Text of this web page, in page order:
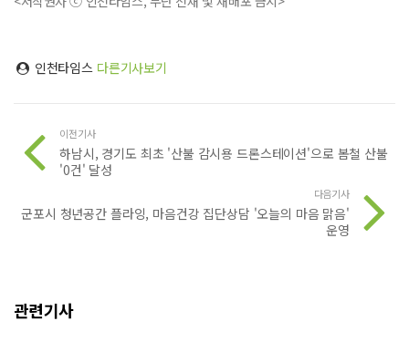
인천타임스 다른기사보기
이전기사
하남시, 경기도 최초 '산불 감시용 드론스테이션'으로 봄철 산불
'0건' 달성
다음기사
군포시 청년공간 플라잉, 마음건강 집단상담 '오늘의 마음 맑음'
운영
관련기사